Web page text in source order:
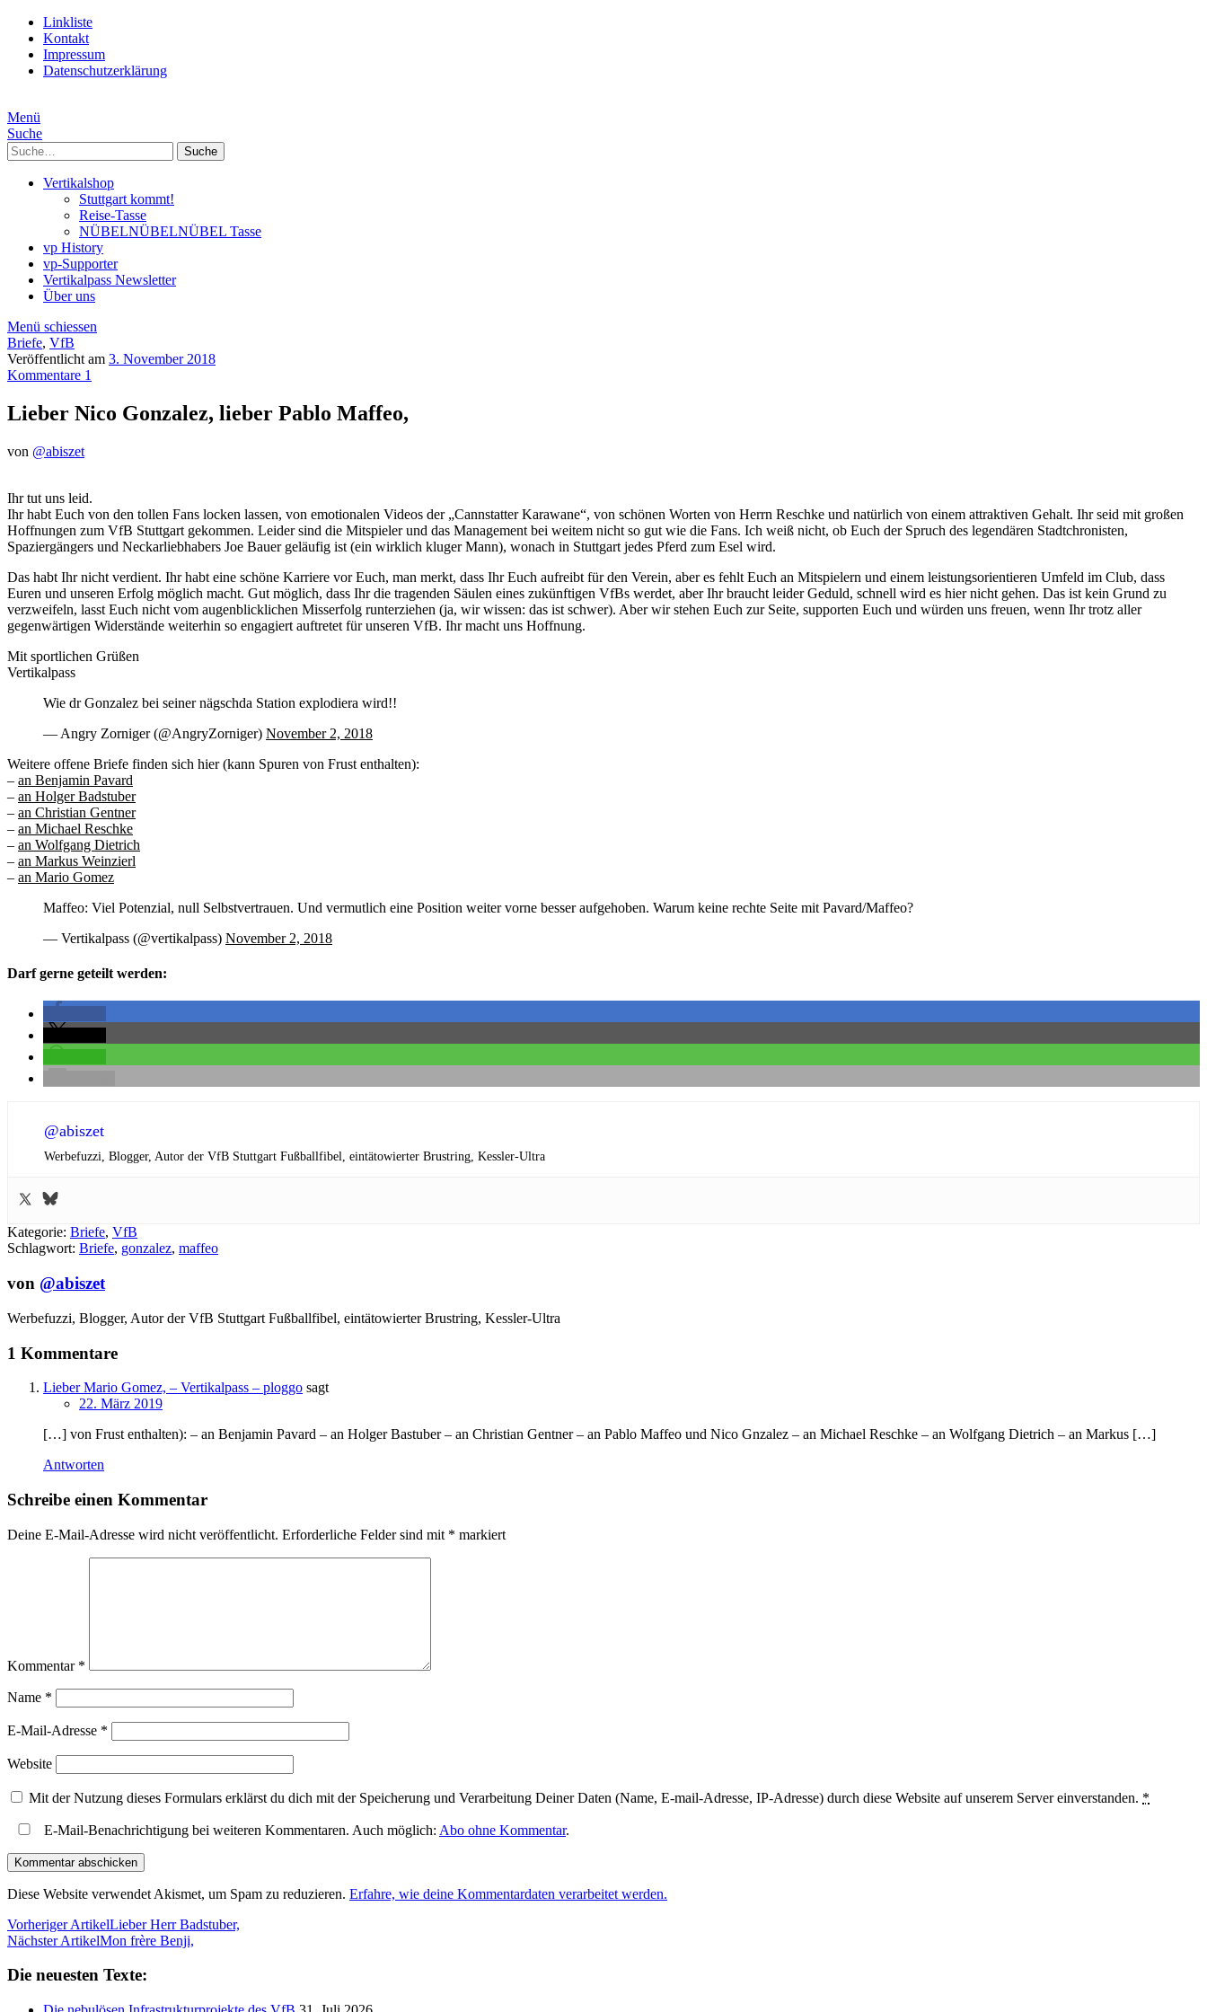
Linkliste
Kontakt
Impressum
Datenschutzerklärung
Menü
Suche
Suche
Vertikalshop
Stuttgart kommt!
Reise-Tasse
NÜBELNÜBELNÜBEL Tasse
vp History
vp-Supporter
Vertikalpass Newsletter
Über uns
Menü schiessen
Briefe, VfB
Veröffentlicht am 3. November 2018
Kommentare 1
Lieber Nico Gonzalez, lieber Pablo Maffeo,
von @abiszet
Ihr tut uns leid.
Ihr habt Euch von den tollen Fans locken lassen, von emotionalen Videos der „Cannstatter Karawane“, von schönen Worten von Herrn Reschke und natürlich von einem attraktiven Gehalt. Ihr seid mit großen
Hoffnungen zum VfB Stuttgart gekommen. Leider sind die Mitspieler und das Management bei weitem nicht so gut wie die Fans. Ich weiß nicht, ob Euch der Spruch des legendären Stadtchronisten,
Spaziergängers und Neckarliebhabers Joe Bauer geläufig ist (ein wirklich kluger Mann), wonach in Stuttgart jedes Pferd zum Esel wird.
Das habt Ihr nicht verdient. Ihr habt eine schöne Karriere vor Euch, man merkt, dass Ihr Euch aufreibt für den Verein, aber es fehlt Euch an Mitspielern und einem leistungsorientieren Umfeld im Club, dass
Euren und unseren Erfolg möglich macht. Gut möglich, dass Ihr die tragenden Säulen eines zukünftigen VfBs werdet, aber Ihr braucht leider Geduld, schnell wird es hier nicht gehen. Das ist kein Grund zu
verzweifeln, lasst Euch nicht vom augenblicklichen Misserfolg runterziehen (ja, wir wissen: das ist schwer). Aber wir stehen Euch zur Seite, supporten Euch und würden uns freuen, wenn Ihr trotz aller
gegenwärtigen Widerstände weiterhin so engagiert auftretet für unseren VfB. Ihr macht uns Hoffnung.
Mit sportlichen Grüßen
Vertikalpass
Wie dr Gonzalez bei seiner nägschda Station explodiera wird!!
— Angry Zorniger (@AngryZorniger) November 2, 2018
Weitere offene Briefe finden sich hier (kann Spuren von Frust enthalten):
– an Benjamin Pavard
– an Holger Badstuber
– an Christian Gentner
– an Michael Reschke
– an Wolfgang Dietrich
– an Markus Weinzierl
– an Mario Gomez
Maffeo: Viel Potenzial, null Selbstvertrauen. Und vermutlich eine Position weiter vorne besser aufgehoben. Warum keine rechte Seite mit Pavard/Maffeo?
— Vertikalpass (@vertikalpass) November 2, 2018
Darf gerne geteilt werden:
@abiszet
Werbefuzzi, Blogger, Autor der VfB Stuttgart Fußballfibel, eintätowierter Brustring, Kessler-Ultra
Kategorie: Briefe, VfB
Schlagwort: Briefe, gonzalez, maffeo
von @abiszet
Werbefuzzi, Blogger, Autor der VfB Stuttgart Fußballfibel, eintätowierter Brustring, Kessler-Ultra
1 Kommentare
Lieber Mario Gomez, – Vertikalpass – ploggo sagt
22. März 2019
[…] von Frust enthalten): – an Benjamin Pavard – an Holger Bastuber – an Christian Gentner – an Pablo Maffeo und Nico Gnzalez – an Michael Reschke – an Wolfgang Dietrich – an Markus […]
Antworten
Schreibe einen Kommentar
Deine E-Mail-Adresse wird nicht veröffentlicht. Erforderliche Felder sind mit * markiert
Kommentar *
Name *
E-Mail-Adresse *
Website
Mit der Nutzung dieses Formulars erklärst du dich mit der Speicherung und Verarbeitung Deiner Daten (Name, E-mail-Adresse, IP-Adresse) durch diese Website auf unserem Server einverstanden. *
E-Mail-Benachrichtigung bei weiteren Kommentaren. Auch möglich: Abo ohne Kommentar.
Diese Website verwendet Akismet, um Spam zu reduzieren. Erfahre, wie deine Kommentardaten verarbeitet werden.
Vorheriger ArtikelLieber Herr Badstuber,
Nächster ArtikelMon frère Benji,
Die neuesten Texte: